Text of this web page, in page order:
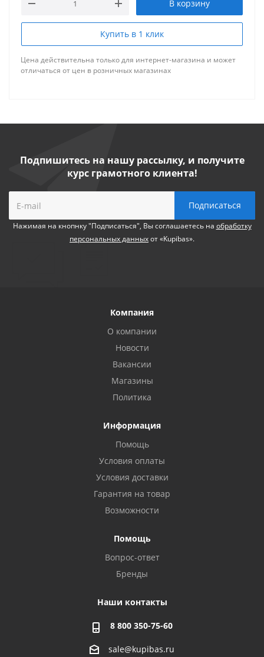
В корзину
Купить в 1 клик
Цена действительна только для интернет-магазина и может
отличаться от цен в розничных магазинах
Подпишитесь на нашу рассылку, и получите
курс грамотного клиента!
Нажимая на кнопнку "Подписаться", Вы соглашаетесь на обработку
персональных данныхот «Kupibas».
Компания
О компании
Новости
Вакансии
Магазины
Политика
Информация
Помощь
Условия оплаты
Условия доставки
Гарантия на товар
Возможности
Помощь
Вопрос-ответ
Бренды
Наши контакты
8 800 350-75-60
sale@kupibas.ru